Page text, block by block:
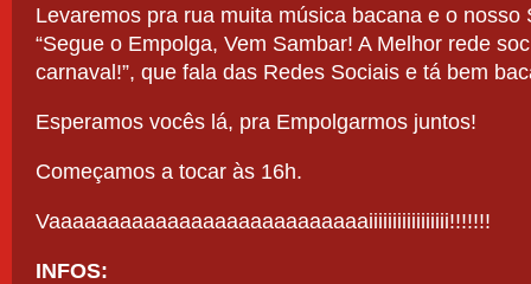
Levaremos pra rua muita música bacana e o nosso
“Segue o Empolga, Vem Sambar! A Melhor rede
carnaval!”, que fala das Redes Sociais e tá bem
Esperamos vocês lá, pra Empolgarmos juntos!
Começamos a tocar às 16h.
Vaaaaaaaaaaaaaaaaaaaaaaaaaaaiiiiiiiiiiiiiiiii!!!!!!!
INFOS: